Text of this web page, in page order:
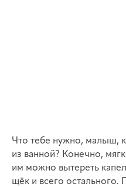
Что тебе нужно, малыш,
из ванной? Конечно,
им можно вытереть
щёк и всего остального.